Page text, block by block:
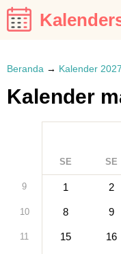
Beranda → Kalender 2027
Kalender
SE SE
9 1 2
10 8 9
11 15 16